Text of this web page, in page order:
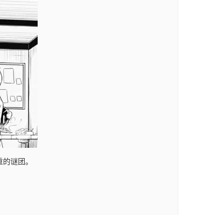
谜团。